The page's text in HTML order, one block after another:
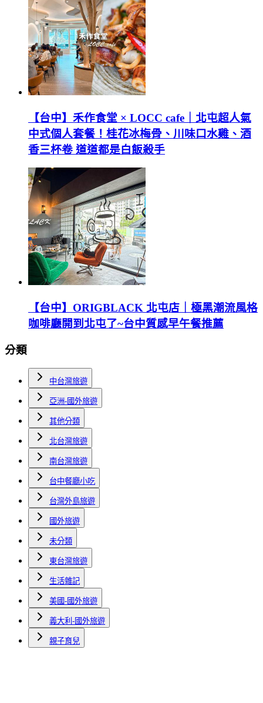
【台中】禾作食堂 × LOCC cafe｜北屯超人氣
中式個人套餐！桂花冰梅骨、川味口水雞、酒
香三杯卷 道道都是白飯殺手
【台中】ORIGBLACK 北屯店｜極黑潮流風格
咖啡廳開到北屯了~台中質感早午餐推薦
分類
中台灣旅遊
亞洲-國外旅遊
其他分類
北台灣旅遊
南台灣旅遊
台中餐廳小吃
台灣外島旅遊
國外旅遊
未分類
東台灣旅遊
生活雜記
美國-國外旅遊
義大利-國外旅遊
親子育兒